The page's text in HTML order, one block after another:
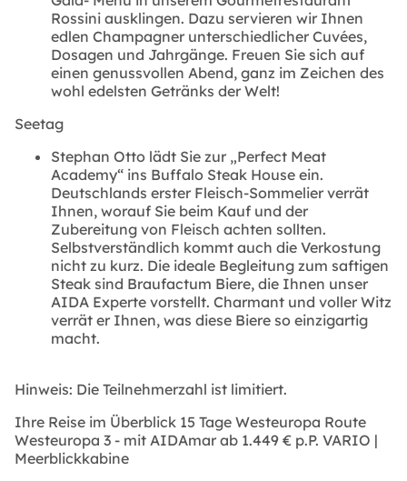
Rossini ausklingen. Dazu servieren wir Ihnen
edlen Champagner unterschiedlicher Cuvées,
Dosagen und Jahrgänge. Freuen Sie sich auf
einen genussvollen Abend, ganz im Zeichen des
wohl edelsten Getränks der Welt!
Seetag
Stephan Otto lädt Sie zur „Perfect Meat
Academy“ ins Buffalo Steak House ein.
Deutschlands erster Fleisch-Sommelier verrät
Ihnen, worauf Sie beim Kauf und der
Zubereitung von Fleisch achten sollten.
Selbstverständlich kommt auch die Verkostung
nicht zu kurz. Die ideale Begleitung zum saftigen
Steak sind Braufactum Biere, die Ihnen unser
AIDA Experte vorstellt. Charmant und voller Witz
verrät er Ihnen, was diese Biere so einzigartig
macht.
Hinweis: Die Teilnehmerzahl ist limitiert.
Ihre Reise im Überblick 15 Tage Westeuropa Route
Westeuropa 3 - mit AIDAmar ab 1.449 € p.P. VARIO |
Meerblickkabine